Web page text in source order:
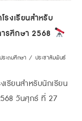
รงเรียนสำหรับ
รศึกษา 2568
ระถมศึกษา / ประชาสัมพันธ์
เรียนสำหรับนักเรียน
วันศุกร์ ที่ 27